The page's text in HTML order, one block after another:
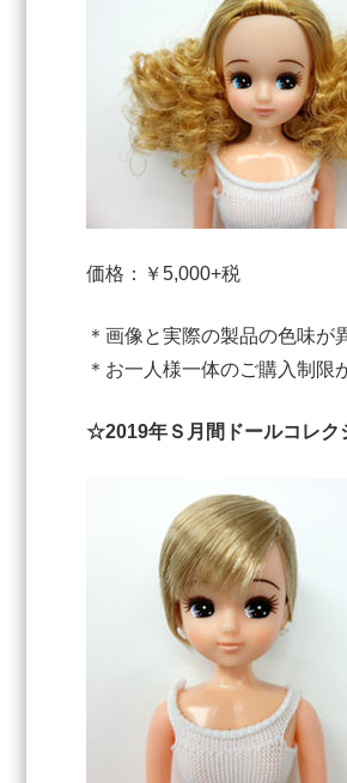
価格：￥5,000+税
＊画像と実際の製品の色味が
＊お一人様一体のご購入制限
☆2019年Ｓ月間ドールコレク